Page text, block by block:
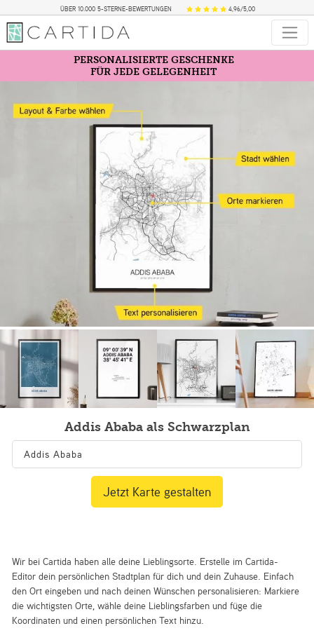
ÜBER 10.000 5-STERNE-BEWERTUNGEN 4,96/5,00
PERSONALISIERTE GESCHENKE
FÜR JEDE GELEGENHEIT
Addis Ababa als Schwarzplan
Wir bei Cartida haben alle deine Lieblingsorte. Erstelle im Cartida-
Editor dein persönlichen Stadtplan für dich und dein Zuhause. Einfach
den Ort eingeben und nach deinen Wünschen personalisieren: Markiere
die wichtigsten Orte, wähle deine Lieblingsfarben und füge die
Koordinaten und einen persönlichen Text hinzu.
Jetzt Karte gestalten